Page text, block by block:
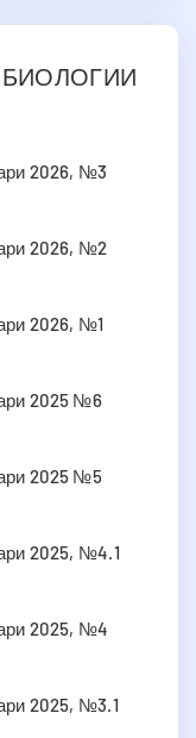
2026, №3
2026, №2
2026, №1
2025 №6
2025 №5
2025, №4.1
2025, №4
2025, №3.1